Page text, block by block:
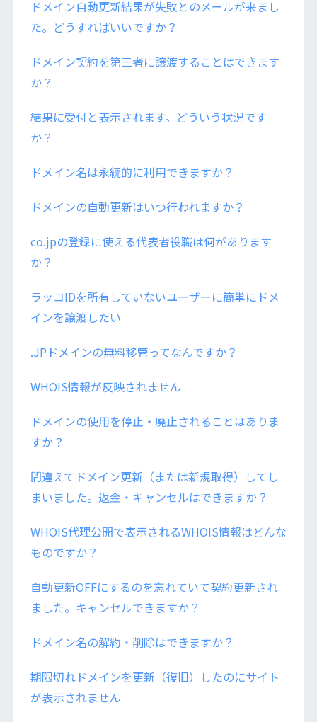
ドメイン自動更新結果が失敗とのメールが来まし
た。どうすればいいですか？
ドメイン契約を第三者に譲渡することはできます
か？
結果に受付と表示されます。どういう状況です
か？
ドメイン名は永続的に利用できますか？
ドメインの自動更新はいつ行われますか？
co.jpの登録に使える代表者役職は何があります
か？
ラッコIDを所有していないユーザーに簡単にドメ
インを譲渡したい
.JPドメインの無料移管ってなんですか？
WHOIS情報が反映されません
ドメインの使用を停止・廃止されることはありま
すか？
間違えてドメイン更新（または新規取得）してし
まいました。返金・キャンセルはできますか？
WHOIS代理公開で表示されるWHOIS情報はどんな
ものですか？
自動更新OFFにするのを忘れていて契約更新され
ました。キャンセルできますか？
ドメイン名の解約・削除はできますか？
期限切れドメインを更新（復旧）したのにサイト
が表示されません